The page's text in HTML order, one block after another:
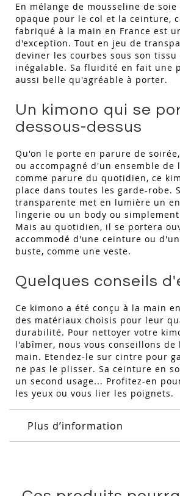
En mélange de mousseline de
opaque pour le col et la ceinture,
fabriqué à la main en France est
d'exception. Tout en jeu de
deviner les courbes sous son
inégalable. Sa fluidité en fait une
aussi belle qu'agréable à porter.
Un kimono qui se
dessous-dessus
Qu'on le porte en parure de
ou accompagné d'un ensemble de
comme parure du quotidien, ce
place dans toutes les garde-robe.
transparente met en lumière un
lingerie ou un body ou
Mais au quotidien, il se portera
accommodé d'une ceinture ou
buste, comme une veste.
Quelques conseils
Ce kimono a été conçu à la main
des matériaux choisis pour leur
durabilité. Pour nettoyer votre
l'abîmer, nous vous conseillons de
main. Etendez-le sur cintre pour
ne pas le plisser. Sa ceinture en
un second usage... Profitez-en
les yeux ou vous lier les poignets.
Plus d’information